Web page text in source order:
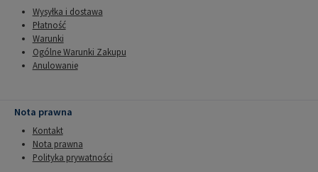
Wysyłka i dostawa
Płatność
Warunki
Ogólne Warunki Zakupu
Anulowanie
Nota prawna
Kontakt
Nota prawna
Polityka prywatności